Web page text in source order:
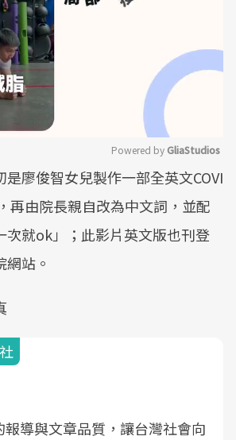
Mute
Powered by GliaStudios
廖俊智女兒製作一部全英文COVI
再由院長親自改為中文詞，並配
次就ok」；此影片英文版也刊登
站。
導與文章品質，讓台灣社會向